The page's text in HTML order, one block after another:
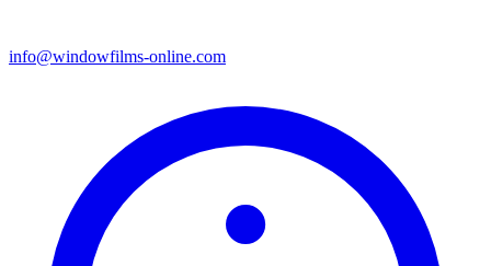
info@windowfilms-online.com